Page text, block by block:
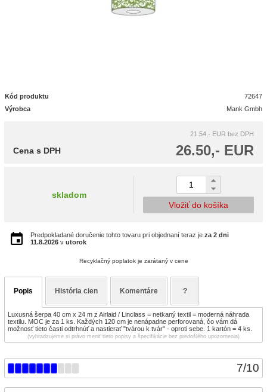
7/10
Kód produktu
72647
Výrobca
Mank Gmbh
21.54,- EUR bez DPH
26.50,- EUR
Cena s DPH
skladom
Vložiť do košíka
Predpokladané doručenie tohto tovaru pri objednaní teraz je za 2 dni
11.8.2026 v utorok
Recyklačný poplatok je zarátaný v cene
Popis História cien Komentáre ?
Luxusná šerpa 40 cm x 24 m z Airlaid / Linclass = netkaný textil = moderná náhrada
textilu. MOC je za 1 ks. Každých 120 cm je nenápadne perforovaná, čo vám dá
možnosť tieto časti odtrhnúť a nastierať "tvárou k tvár" - oproti sebe. 1 kartón = 4 ks.
(vyhradzujeme si právo meniť tieto popisy a špecifikácie bez predošlého upozornenia)